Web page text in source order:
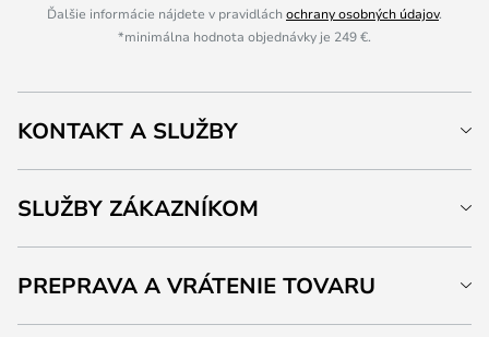
Ďalšie informácie nájdete v pravidláchochrany osobných údajov.
*minimálna hodnota objednávky je 249 €.
KONTAKT A SLUŽBY
SLUŽBY ZÁKAZNÍKOM
PREPRAVA A VRÁTENIE TOVARU